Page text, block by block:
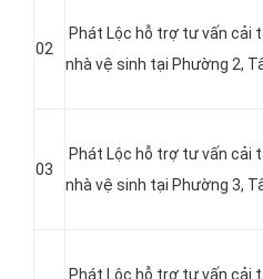
02
Phát Lộc hỗ trợ tư vấn cải
nhà vệ sinh tại Phường 2,
03
Phát Lộc hỗ trợ tư vấn cải
nhà vệ sinh tại Phường 3,
Phát Lộc hỗ trợ tư vấn cải